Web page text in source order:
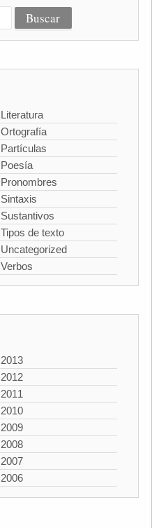
Literatura
Ortografía
Partículas
Poesía
Pronombres
Sintaxis
Sustantivos
Tipos de texto
Uncategorized
Verbos
2013
2012
2011
2010
2009
2008
2007
2006